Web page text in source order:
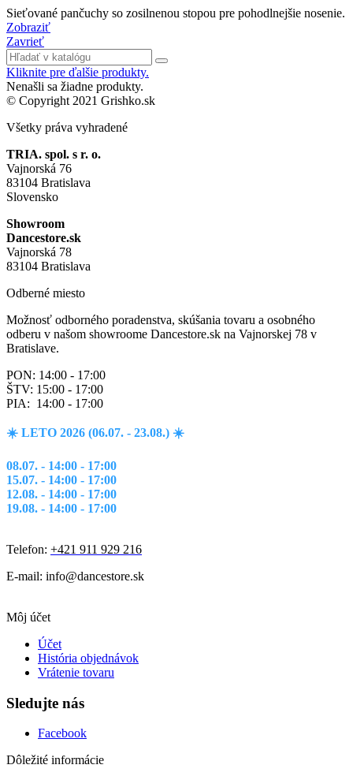
Sieťované pančuchy so zosilnenou stopou pre pohodlnejšie nosenie.
Zobraziť
Zavrieť
Kliknite pre ďalšie produkty.
Nenašli sa žiadne produkty.
© Copyright 2021 Grishko.sk
Všetky práva vyhradené
TRIA. spol. s r. o.
Vajnorská 76
83104 Bratislava
Slovensko
Showroom
Dancestore.sk
Vajnorská 78
83104 Bratislava
Odberné miesto
Možnosť odborného poradenstva, skúšania tovaru a osobného
odberu v našom showroome Dancestore.sk na Vajnorskej 78 v
Bratislave.
PON: 14:00 - 17:00
ŠTV: 15:00 - 17:00
PIA: 14:00 - 17:00
☀️ LETO 2026 (06.07. - 23.08.) ☀️
08.07. - 14:00 - 17:00
15.07. - 14:00 - 17:00
12.08. - 14:00 - 17:00
19.08. - 14:00 - 17:00
Telefon: +421 911 929 216
E-mail: info@dancestore.sk
Môj účet
Účet
História objednávok
Vrátenie tovaru
Sledujte nás
Facebook
Dôležité informácie